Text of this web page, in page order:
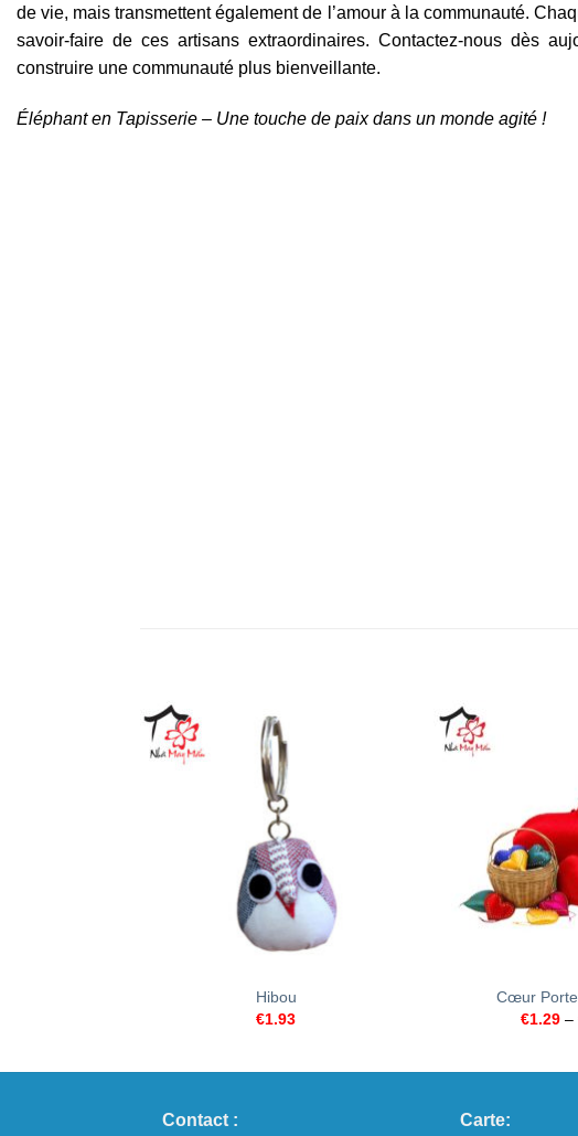
de vie, mais transmettent également de l’amour à la communauté.
savoir-faire de ces artisans extraordinaires. Contactez-nous dès
construire une communauté plus bienveillante.
Éléphant en Tapisserie – Une touche de paix dans un monde agité !
Hibou
€1.93
Cœur
€1.29 –
Contact : Carte: